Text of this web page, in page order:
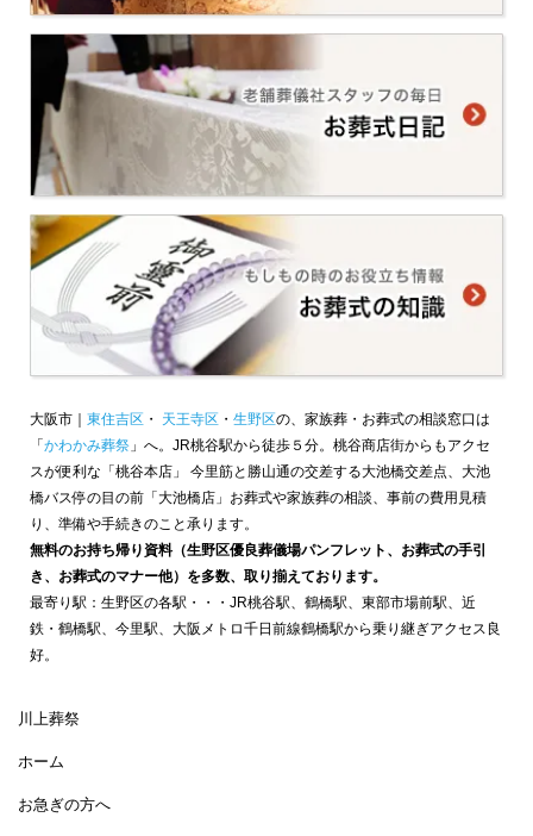
大阪市｜ 東住吉区 ・ 天王寺区 ・ 生野区の、家族葬・お葬式の相談窓口は
「かわかみ葬祭 」へ。JR桃谷駅から徒歩５分。桃谷商店街からもアクセ
スが便利な「桃谷本店」 今里筋と勝山通の交差する大池橋交差点、大池
橋バス停の目の前「大池橋店」お葬式や家族葬の相談、事前の費用見積
り、準備や手続きのこと承ります。
無料のお持ち帰り資料（生野区優良葬儀場パンフレット、お葬式の手引
き、お葬式のマナー他）を多数、取り揃えております。
最寄り駅：生野区の各駅・・・JR桃谷駅、鶴橋駅、東部市場前駅、近
鉄・鶴橋駅、今里駅、大阪メトロ千日前線鶴橋駅から乗り継ぎアクセス良
好。
川上葬祭
ホーム
お急ぎの方へ